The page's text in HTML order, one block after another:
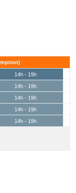
14h - 19h
14h - 19h
14h - 19h
14h - 19h
14h - 19h